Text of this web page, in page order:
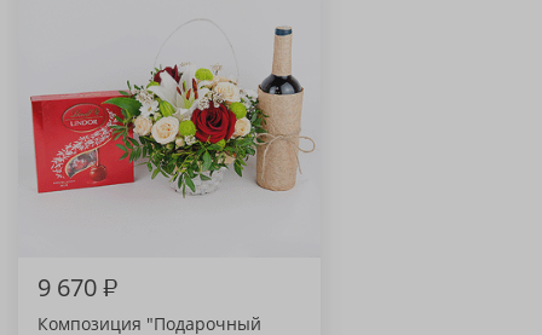
9 670₽
Композиция "Подарочный